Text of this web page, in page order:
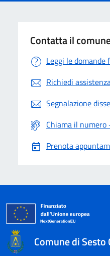
Contatta il
Leggi le domande
Richiedi
Segnalazione
Chiama il
Prenota
Comune di Sesto